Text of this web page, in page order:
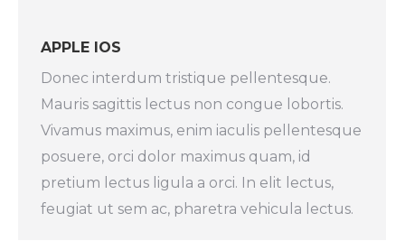
APPLE IOS
Donec interdum tristique pellentesque.
Mauris sagittis lectus non congue lobortis.
Vivamus maximus, enim iaculis pellentesque
posuere, orci dolor maximus quam, id
pretium lectus ligula a orci. In elit lectus,
feugiat ut sem ac, pharetra vehicula lectus.